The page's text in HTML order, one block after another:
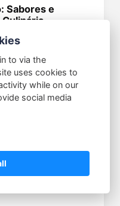
Sabores e
to via the
uses cookies to
while on our
social media